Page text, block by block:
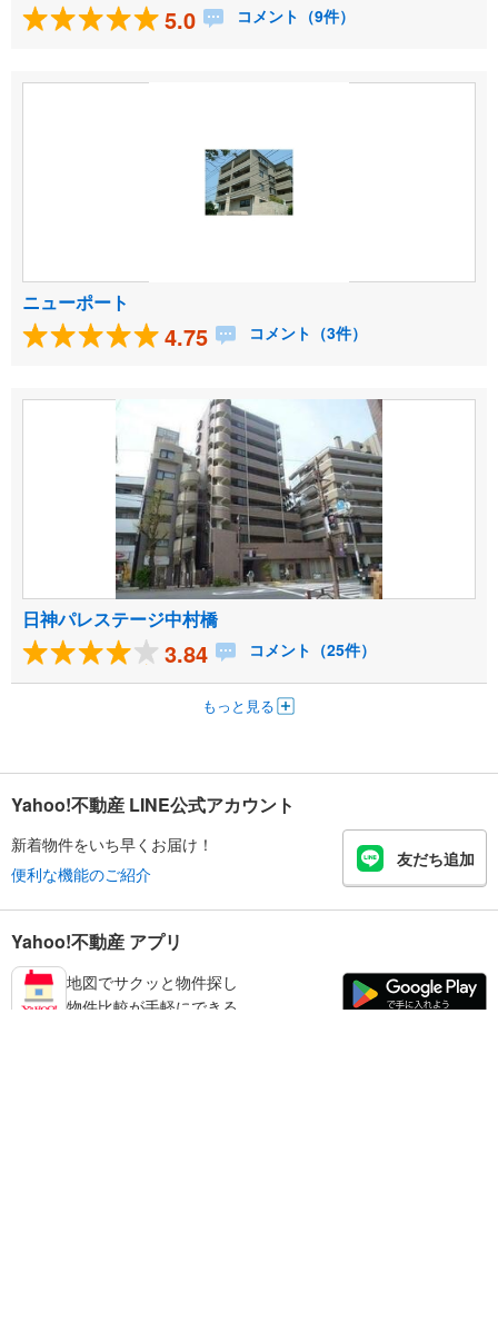
5.0 コメント（9件）
ニューポート
4.75 コメント（3件）
日神パレステージ中村橋
3.84 コメント（25件）
もっと見る
Yahoo!不動産 LINE公式アカウント
新着物件をいち早くお届け！
便利な機能のご紹介
友だち追加
Yahoo!不動産 アプリ
地図でサクッと物件探し
物件比較が手軽にできる